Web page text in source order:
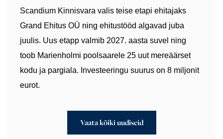
Scandium Kinnisvara valis teise etapi ehitajaks
Grand Ehitus OÜ ning ehitustööd algavad juba
juulis. Uus etapp valmib 2027. aasta suvel ning
toob Marienholmi poolsaarele 25 uut mereäärset
kodu ja pargiala. Investeeringu suurus on 8 miljonit
eurot.
Vaata kõiki uudiseid